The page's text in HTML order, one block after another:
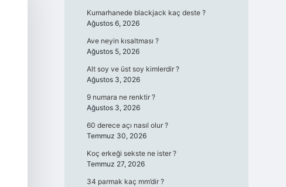
Kumarhanede blackjack kaç deste ?
Ağustos 6, 2026
Ave neyin kısaltması ?
Ağustos 5, 2026
Alt soy ve üst soy kimlerdir ?
Ağustos 3, 2026
9 numara ne renktir ?
Ağustos 3, 2026
60 derece açı nasıl olur ?
Temmuz 30, 2026
Koç erkeği sekste ne ister ?
Temmuz 27, 2026
34 parmak kaç mm’dir ?